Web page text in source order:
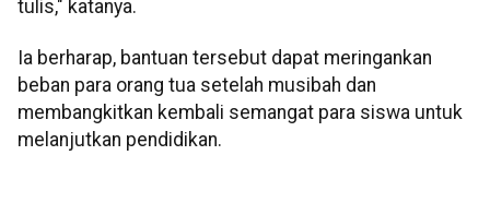
tulis," katanya.
Ia berharap, bantuan tersebut dapat meringankan
beban para orang tua setelah musibah dan
membangkitkan kembali semangat para siswa untuk
melanjutkan pendidikan.